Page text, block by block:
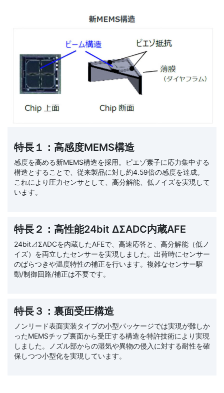
特長１：高感度MEMS構造
感度を高める新MEMS構造を採用。ピエゾ素子に応力集中する
構造とすることで、従来製品に対し約4.59倍の感度を達成。
これにより圧力センサとして、高分解能、低ノイズを実現して
います。
特長２：高性能24bit ΔΣADC内蔵AFE
24bit⊿ΣADCを内蔵したAFEで、高速応答と、高分解能（低ノ
イズ）を両立したセンサーを実現しました。出荷時にセンサー
のばらつきや温度特性の補正を行います。複雑なセンサー駆
動/制御回路/補正は不要です。
特長３：裏面受圧構造
ノンリード表面実装タイプの小型パッケージでは実現が難しか
ったMEMSチップ裏面から受圧する構造を特許技術により実現
しました。ノズル部からの湿気や異物の侵入に対する耐性を確
保しつつ小型化を実現しています。